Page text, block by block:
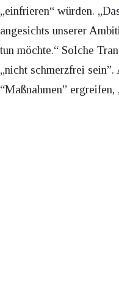
„einfrieren“ würden.
angesichts unserer
tun möchte.“ Solche
„nicht schmerzfrei
“Maßnahmen”